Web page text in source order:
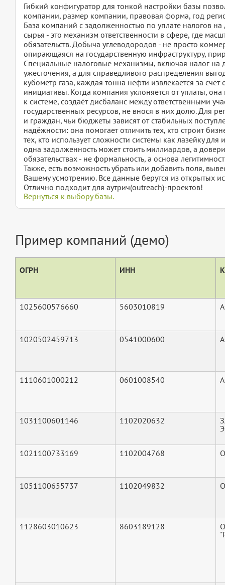
Гибкий конфигуратор для тонкой настройки базы
компании, размер компании, правовая форма, год
База компаний с задолженностью по уплате налогов
сырья - это механизм ответственности в сфере, где
обязательств. Добыча углеводородов - не просто
опирающаяся на государственную инфраструктуру,
Специальные налоговые механизмы, включая налог
ужесточения, а для справедливого распределения
кубометр газа, каждая тонна нефти извлекается за
инициативы. Когда компания уклоняется от уплаты,
к системе, создаёт дисбаланс между ответственными
государственных ресурсов, не внося в них долю. Для
и граждан, чьи бюджеты зависят от стабильных
надёжности: она помогает отличить тех, кто строит
тех, кто использует сложности системы как лазейку
одна задолженность может стоить миллиардов, а
обязательствах - не формальность, а основа
Также, есть возможность убрать или добавить поля,
Вашему усмотрению. Все данные берутся из открытых
Отлично подходит для аутрич(outreach)-проектов!
Вернуться к выбору базы.
Пример компаний (демо)
ОГРН ИНН
1025600576660 5603010819
1020502459713 0541000600
1110601000212 0601008540
1031100601146 1102020632
1021100733169 1102004768
1051100655737 1102049832
1128603010623 8603189128